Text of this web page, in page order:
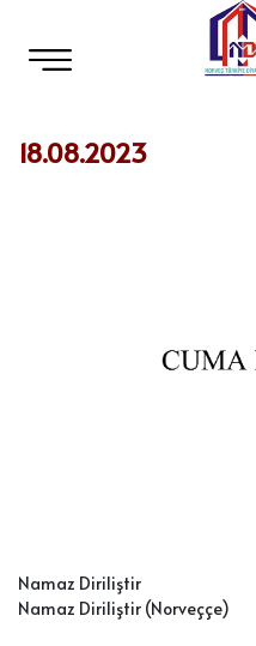
18.08.2023
Namaz Diriliştir
Namaz Diriliştir (Norveççe)